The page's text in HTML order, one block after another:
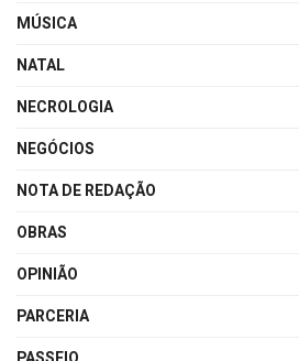
MÚSICA
NATAL
NECROLOGIA
NEGÓCIOS
NOTA DE REDAÇÃO
OBRAS
OPINIÃO
PARCERIA